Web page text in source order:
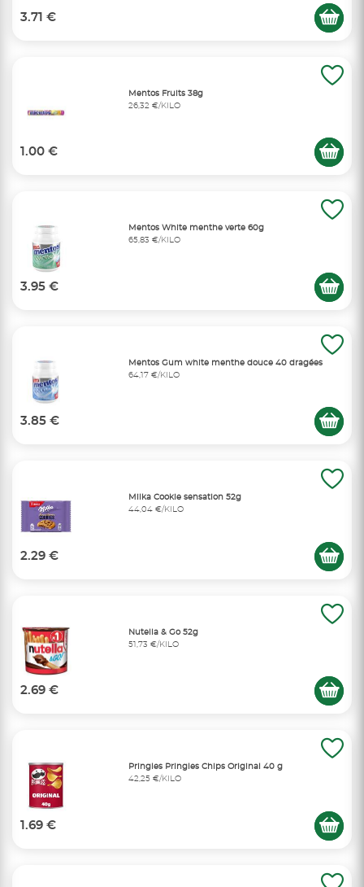
3.71 €
Mentos Fruits 38g
26,32 €/KILO
1.00 €
Mentos White menthe verte 60g
65,83 €/KILO
3.95 €
Mentos Gum white menthe douce 40 dragées
64,17 €/KILO
3.85 €
Milka Cookie sensation 52g
44,04 €/KILO
2.29 €
Nutella & Go 52g
51,73 €/KILO
2.69 €
Pringles Pringles Chips Original 40 g
42,25 €/KILO
1.69 €